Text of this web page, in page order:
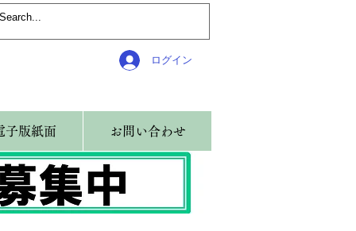
ログイン
子版紙面 お問い合わせ